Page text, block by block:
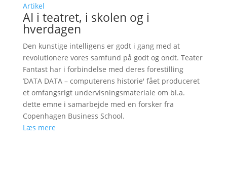
Artikel
AI i teatret, i skolen og i
hverdagen
Den kunstige intelligens er godt i gang med at
revolutionere vores samfund på godt og ondt. Teater
Fantast har i forbindelse med deres forestilling
’DATA DATA – computerens historie' fået produceret
et omfangsrigt undervisningsmateriale om bl.a.
dette emne i samarbejde med en forsker fra
Copenhagen Business School.
Læs mere